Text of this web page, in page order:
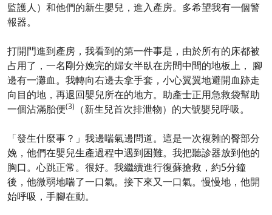
監護人）和他們的新生嬰兒，進入產房。多希望我有一個警
報器。
打開門進到產房，我看到的第一件事是，由於所有的床都被
占用了，一名剛分娩完的婦女半臥在房間中間的地板上， 腳
邊有一灘血。我轉向右邊去拿手套，小心翼翼地避開血跡走
向目的地，再退回嬰兒所在的地方。助產士正用急救袋幫助
一個沾滿胎便(3) （新生兒首次排泄物）的大號嬰兒呼吸。
「發生什麼事？」我邊喘氣邊問道。這是一次複雜的臀部分
娩，他們在嬰兒生產過程中遇到困難。我把聽診器放到他的
胸口。心跳正常。很好。我繼續進行復蘇搶救，約5分鐘
後，他微弱地喘了一口氣。接下來又一口氣。慢慢地，他開
始呼吸，手腳在動。